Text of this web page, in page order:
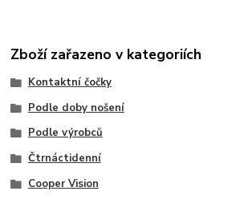
Zboží zařazeno v kategoriích
Kontaktní čočky
Podle doby nošení
Podle výrobců
Čtrnáctidenní
Cooper Vision